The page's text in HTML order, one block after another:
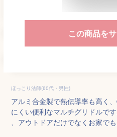
この商品を
ほっこり法師(60代・男性)
アルミ合金製で熱伝導率も高く
にくい便利なマルチグリドルで
、アウトドアだけでなくお家で